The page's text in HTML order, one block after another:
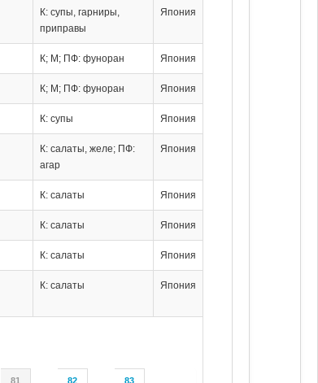
81 82 83
К: супы, гарниры,
приправы
Япония
К; М; ПФ: фуноран Япония
К; М; ПФ: фуноран Япония
К: супы Япония
К: салаты, желе; ПФ:
агар
Япония
К: салаты Япония
К: салаты Япония
К: салаты Япония
К: салаты Япония